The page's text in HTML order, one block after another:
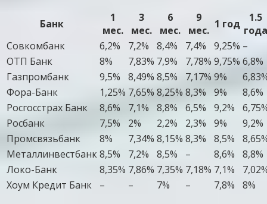
Банк
1
мес.
3
мес.
6
мес.
9
мес. 1 год
1.5
года
Совкомбанк
6,2% 7,2% 8,4% 7,4% 9,25% –
ОТП Банк
8% 7,83% 7,9% 7,78% 9,75% 6,8%
Газпромбанк
9,5% 8,49% 8,5% 7,17% 9%
Фора-Банк
1,25% 7,65% 8,25% 8,3% 9%
8,6%
Росгосстрах Банк
8,6% 7,1% 8,8% 6,5% 9,2%
Росбанк
7,5% 2% 2,2% 2,3% 9%
9,2%
Промсвязьбанк
8% 7,34% 8,15% 8,3% 8,5%
Металлинвестбанк8,5% 7,2% 8,5% – 8,6%
8,8%
Локо-Банк
8,35% 7,86% 7,35% 7,18% 7,1%
Хоум Кредит Банк
– – 7% – 7,8% 8%